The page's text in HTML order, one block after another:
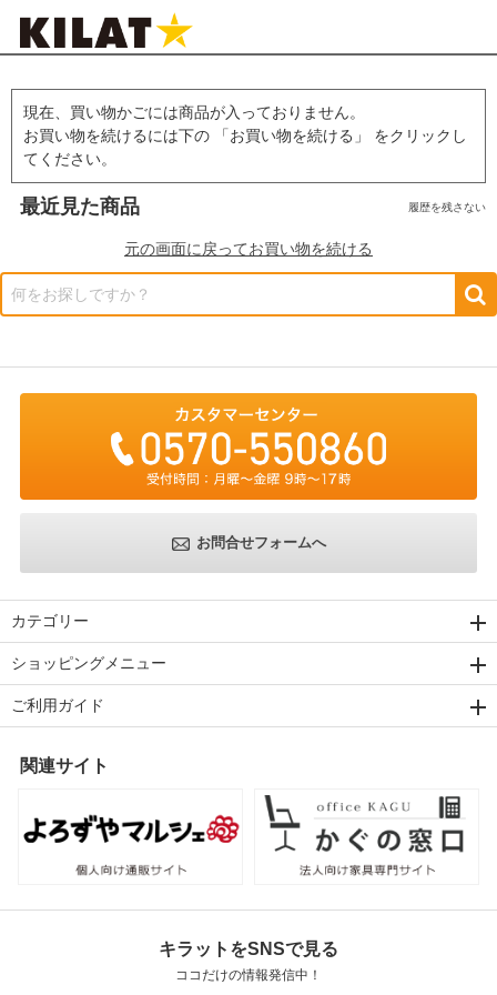
現在、買い物かごには商品が入っておりません。
お買い物を続けるには下の 「お買い物を続ける」 をクリックし
てください。
最近見た商品 履歴を残さない
元の画面に戻ってお買い物を続ける
何をお探しですか？
お問合せフォームへ
カテゴリー
ショッピングメニュー
ご利用ガイド
関連サイト
キラットをSNSで見る
ココだけの情報発信中！